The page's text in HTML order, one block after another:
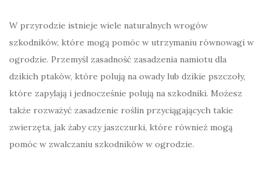
W przyrodzie istnieje wiele naturalnych wrogów
szkodników, które mogą pomóc w utrzymaniu równowagi w
ogrodzie. Przemyśl zasadność zasadzenia namiotu dla
dzikich ptaków, które polują na owady lub dzikie pszczoły,
które zapylają i jednocześnie polują na szkodniki. Możesz
także rozważyć zasadzenie roślin przyciągających takie
zwierzęta, jak żaby czy jaszczurki, które również mogą
pomóc w zwalczaniu szkodników w ogrodzie.